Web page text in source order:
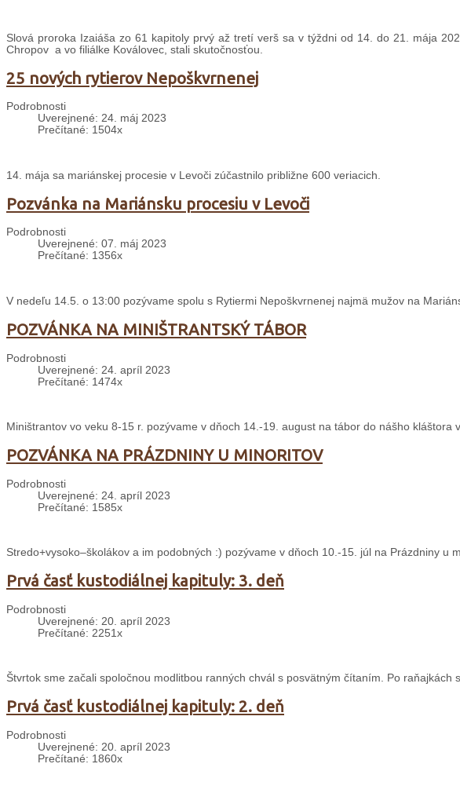
Slová proroka Izaiáša zo 61 kapitoly prvý až tretí verš sa v týždni od 14. do 21. mája
Chropov a vo filiálke Koválovec, stali skutočnosťou.
25 nových rytierov Nepoškvrnenej
Podrobnosti
Uverejnené: 24. máj 2023
Prečítané: 1504x
14. mája sa mariánskej procesie v Levoči zúčastnilo približne 600 veriacich.
Pozvánka na Mariánsku procesiu v Levoči
Podrobnosti
Uverejnené: 07. máj 2023
Prečítané: 1356x
V nedeľu 14.5. o 13:00 pozývame spolu s Rytiermi Nepoškvrnenej najmä mužov na
POZVÁNKA NA MINIŠTRANTSKÝ TÁBOR
Podrobnosti
Uverejnené: 24. apríl 2023
Prečítané: 1474x
Miništrantov vo veku 8-15 r. pozývame v dňoch 14.-19. august na tábor do nášho kláštora v
POZVÁNKA NA PRÁZDNINY U MINORITOV
Podrobnosti
Uverejnené: 24. apríl 2023
Prečítané: 1585x
Stredo+vysoko–školákov a im podobných :) pozývame v dňoch 10.-15. júl na Prázdniny u
Prvá časť kustodiálnej kapituly: 3. deň
Podrobnosti
Uverejnené: 20. apríl 2023
Prečítané: 2251x
Štvrtok sme začali spoločnou modlitbou ranných chvál s posvätným čítaním. Po raňajkách
Prvá časť kustodiálnej kapituly: 2. deň
Podrobnosti
Uverejnené: 20. apríl 2023
Prečítané: 1860x